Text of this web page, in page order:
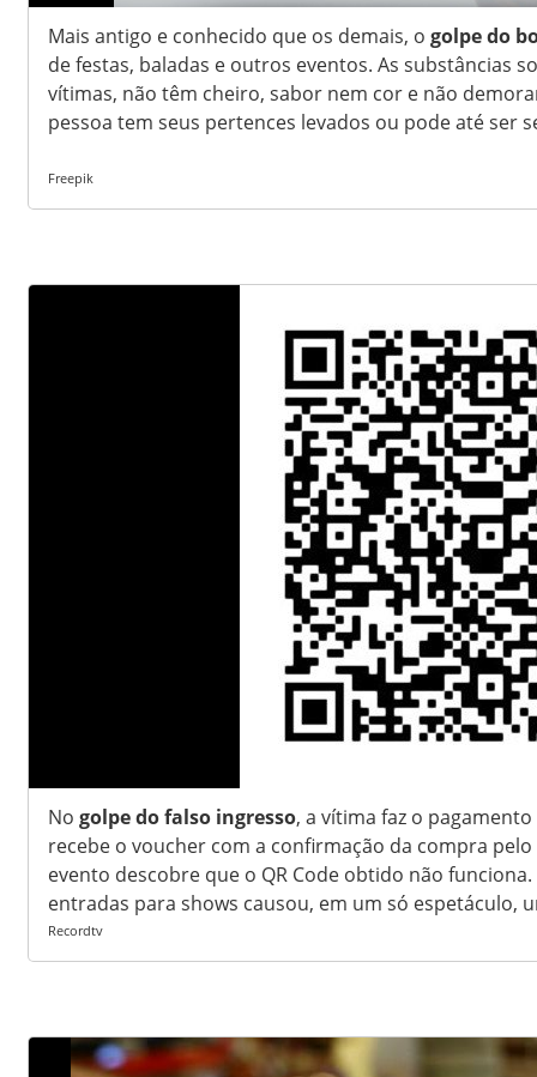
Mais antigo e conhecido que os demais, o golpe do
de festas, baladas e outros eventos. As substâncias
vítimas, não têm cheiro, sabor nem cor e não
pessoa tem seus pertences levados ou pode até ser
Freepik
No golpe do falso ingresso, a vítima faz o
recebe o voucher com a confirmação da compra
evento descobre que o QR Code obtido não
entradas para shows causou, em um só espetáculo,
Recordtv